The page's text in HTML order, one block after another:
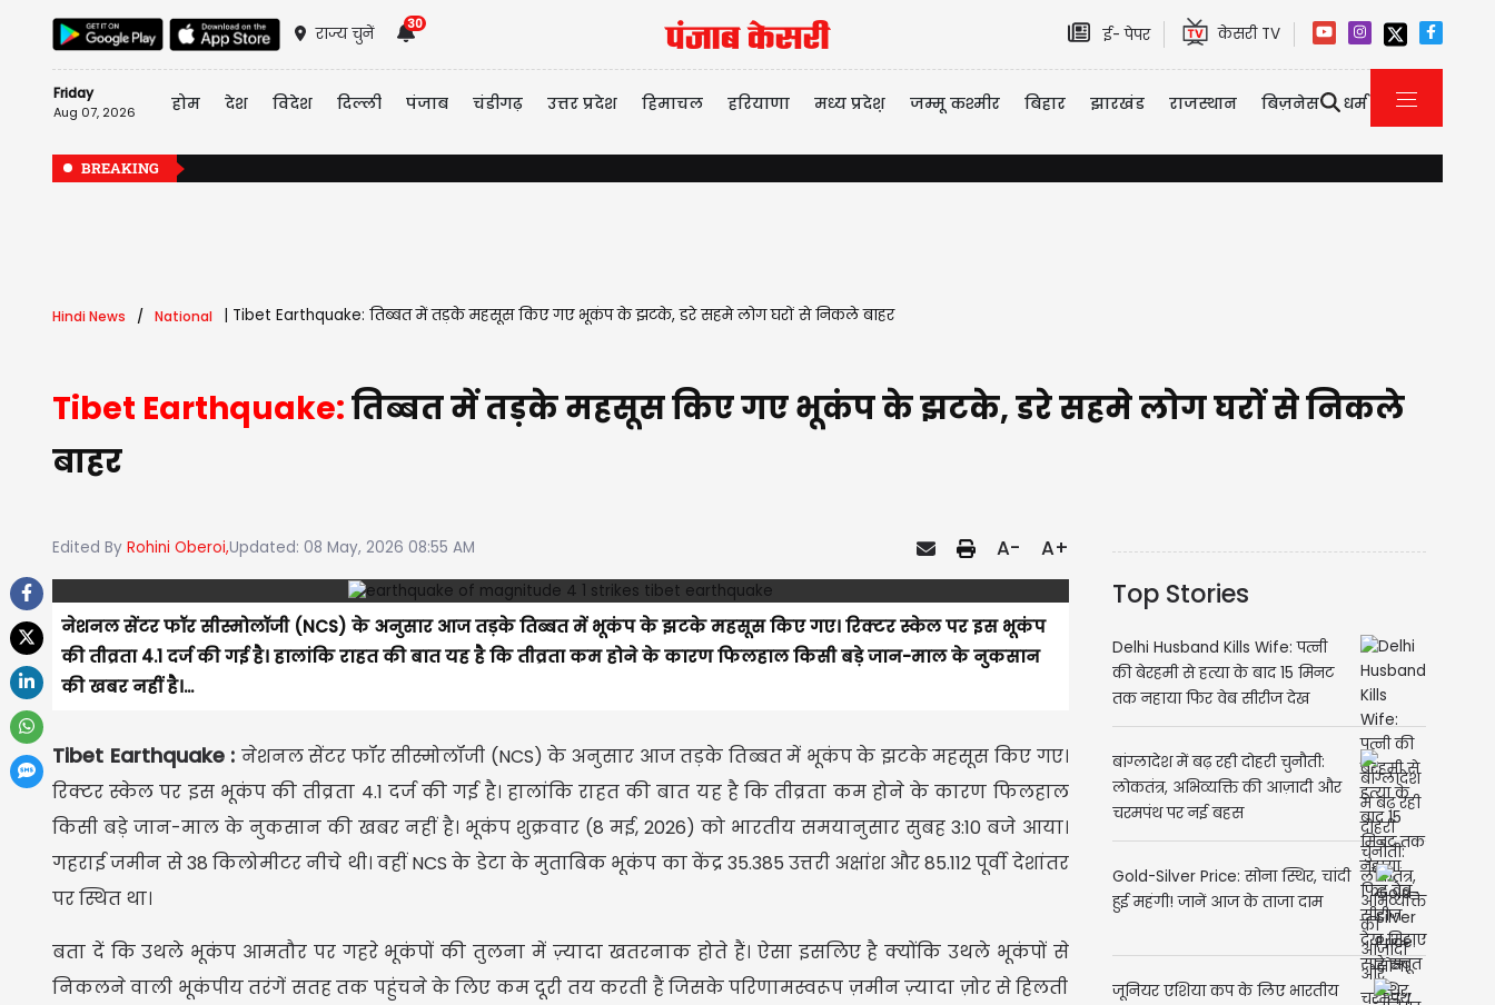
राज्य चुनें
30
ई- पेपर केसरी TV
Friday
Aug 07, 2026 होम देश विदेश दिल्ली पंजाब चंडीगढ़ उत्तर प्रदेश हिमाचल हरियाणा मध्य प्रदेश़ जम्मू कश्मीर बिहार झारखंड राजस्थान बिज़नेस धर्म
BREAKING
Hindi News National Tibet Earthquake: तिब्बत में तड़के महसूस किए गए भूकंप के झटके, डरे सहमे लोग घरों से निकले बाहर
Tibet Earthquake:तिब्बत में तड़के महसूस किए गए भूकंप के झटके, डरे सहमे लोग घरों से निकले
बाहर
Edited By Rohini Oberoi,Updated: 08 May, 2026 08:55 AM A- A+
नेशनल सेंटर फॉर सीस्मोलॉजी (NCS) के अनुसार आज तड़के तिब्बत में भूकंप के झटके महसूस किए गए। रिक्टर स्केल पर इस भूकंप
की तीव्रता 4.1 दर्ज की गई है। हालांकि राहत की बात यह है कि तीव्रता कम होने के कारण फिलहाल किसी बड़े जान-माल के नुकसान
की खबर नहीं है।...
Tibet Earthquake : नेशनल सेंटर फॉर सीस्मोलॉजी (NCS) के अनुसार आज तड़के तिब्बत में भूकंप के झटके महसूस किए गए।
रिक्टर स्केल पर इस भूकंप की तीव्रता 4.1 दर्ज की गई है। हालांकि राहत की बात यह है कि तीव्रता कम होने के कारण फिलहाल
किसी बड़े जान-माल के नुकसान की खबर नहीं है। भूकंप शुक्रवार (8 मई, 2026) को भारतीय समयानुसार सुबह 3:10 बजे आया।
गहराई जमीन से 38 किलोमीटर नीचे थी। वहीं NCS के डेटा के मुताबिक भूकंप का केंद्र 35.385 उत्तरी अक्षांश और 85.112 पूर्वी देशांतर
पर स्थित था।
बता दें कि उथले भूकंप आमतौर पर गहरे भूकंपों की तुलना में ज़्यादा खतरनाक होते हैं। ऐसा इसलिए है क्योंकि उथले भूकंपों से
निकलने वाली भूकंपीय तरंगें सतह तक पहुंचने के लिए कम दूरी तय करती हैं जिसके परिणामस्वरूप ज़मीन ज़्यादा ज़ोर से हिलती
Top Stories
Delhi Husband Kills Wife: पत्नी
की बेरहमी से हत्या के बाद 15 मिनट
तक नहाया फिर वेब सीरीज देख
मिटाए सारे सबूत
बांग्लादेश में बढ़ रही दोहरी चुनौती:
लोकतंत्र, अभिव्यक्ति की आज़ादी और
चरमपंथ पर नई बहस
Gold-Silver Price: सोना स्थिर, चांदी
हुई महंगी! जानें आज के ताजा दाम
जूनियर एशिया कप के लिए भारतीय